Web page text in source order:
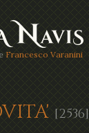
e Francesco Varanini
[2536]